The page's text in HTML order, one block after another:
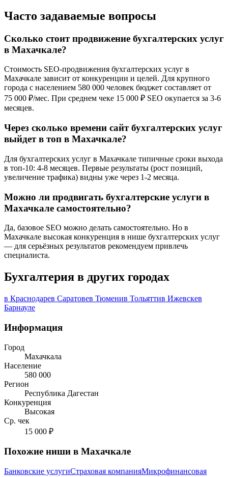
Часто задаваемые вопросы
Сколько стоит продвижение бухгалтерских услуг
в Махачкале?
Стоимость SEO-продвижения бухгалтерских услуг в
Махачкале зависит от конкуренции и целей. Для крупного
города с населением 580 000 человек бюджет составляет от
75 000 ₽/мес. При среднем чеке 15 000 ₽ SEO окупается за 3-6
месяцев.
Через сколько времени сайт бухгалтерских услуг
выйдет в топ в Махачкале?
Для бухгалтерских услуг в Махачкале типичные сроки выхода
в топ-10: 4-8 месяцев. Первые результаты (рост позиций,
увеличение трафика) видны уже через 1-2 месяца.
Можно ли продвигать бухгалтерские услуги в
Махачкале самостоятельно?
Да, базовое SEO можно делать самостоятельно. Но в
Махачкале высокая конкуренция в нише бухгалтерских услуг
— для серьёзных результатов рекомендуем привлечь
специалиста.
Бухгалтерия в других городах
в Краснодарев Саратовев Тюменив Тольяттив Ижевскев
Барнауле
Информация
Город
Махачкала
Население
580 000
Регион
Республика Дагестан
Конкуренция
Высокая
Ср. чек
15 000 ₽
Похожие ниши в Махачкале
Банковские услугиСтраховая компанияМикрофинансовая